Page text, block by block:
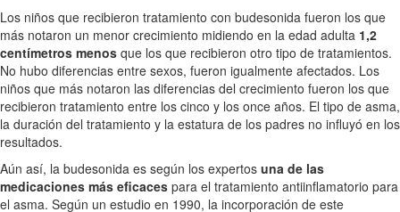
Los niños que recibieron tratamiento con budesonida fueron los que
más notaron un menor crecimiento midiendo en la edad adulta 1,2
centímetros menos que los que recibieron otro tipo de tratamientos.
No hubo diferencias entre sexos, fueron igualmente afectados. Los
niños que más notaron las diferencias del crecimiento fueron los que
recibieron tratamiento entre los cinco y los once años. El tipo de asma,
la duración del tratamiento y la estatura de los padres no influyó en los
resultados.
Aún así, la budesonida es según los expertos una de las
medicaciones más eficaces para el tratamiento antiinflamatorio para
el asma. Según un estudio en 1990, la incorporación de este